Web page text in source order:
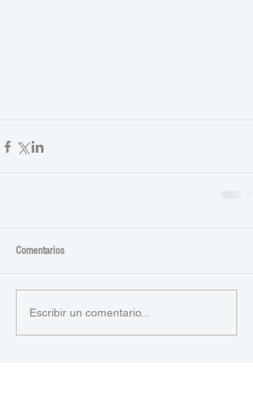
Comentarios
Escribir un comentario...